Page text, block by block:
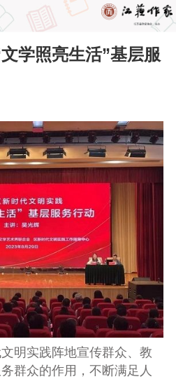
学照亮生活”基层服
明实践阵地宣传群众、教
群众的作用，不断满足人